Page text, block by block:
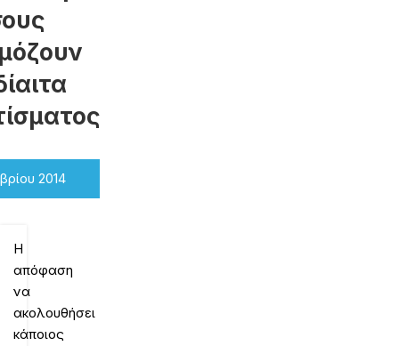
2014
Η
απόφαση
να
ακολουθήσει
κάποιος